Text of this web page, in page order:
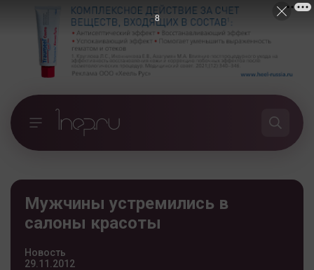
Мужчины устремились в
салоны красоты
Новость
29.11.2012
7